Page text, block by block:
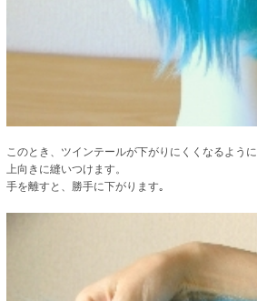
このとき、ツインテールが下がりにくくなるように
上向きに縫いつけます。
手を離すと、勝手に下がります｡